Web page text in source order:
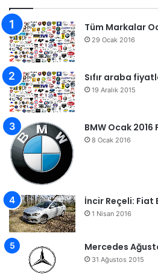
Tüm Markalar
29 Ocak 2016
Sıfır araba
19 Aralık 2015
BMW Ocak
8 Ocak 2016
İncir Reçeli: Fiat
1 Nisan 2016
Mercedes
31 Ağustos 2015